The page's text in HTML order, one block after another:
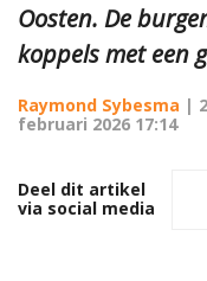
Oosten. De
koppels met een
Raymond Sybesma |
februari 2026 17:14
Deel dit artikel
via social media